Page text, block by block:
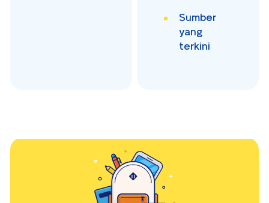
Sumber
yang
terkini